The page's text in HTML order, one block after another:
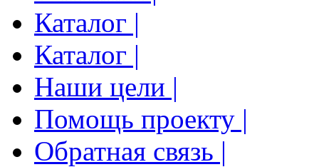
Каталог |
Каталог |
Наши цели |
Помощь проекту |
Обратная связь |